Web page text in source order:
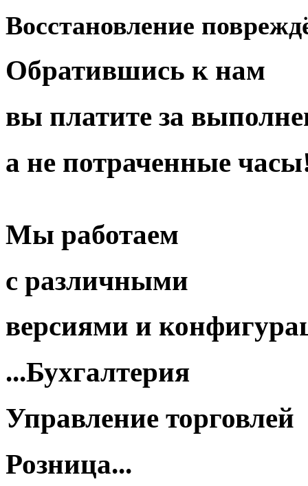
Восстановление
Обратившись к нам
вы платите за
а не потраченные
Мы работаем
с различными
версиями и
...Бухгалтерия
Управление торговлей
Розница...